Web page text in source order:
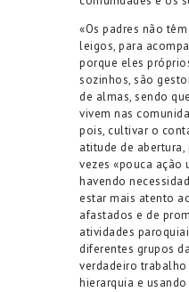
«Os padres não
leigos, para
porque eles
sozinhos, são
de almas, sendo
vivem nas
pois, cultivar o
atitude de
vezes «pouca ação
havendo
estar mais atento
afastados e de
atividades
diferentes grupos
verdadeiro trabalho
hierarquia e